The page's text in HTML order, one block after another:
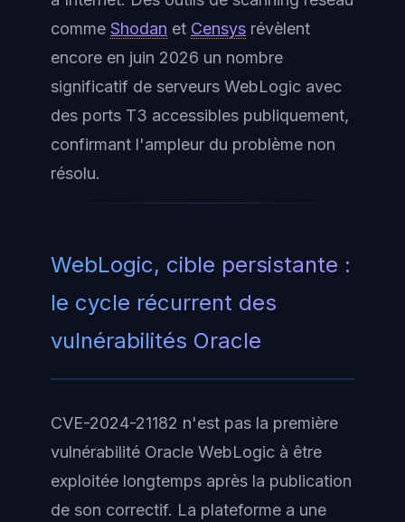
comme Shodan et Censys révèlent
encore en juin 2026 un nombre
significatif de serveurs WebLogic avec
des ports T3 accessibles publiquement,
confirmant l'ampleur du problème non
résolu.
WebLogic, cible persistante :
le cycle récurrent des
vulnérabilités Oracle
CVE-2024-21182 n'est pas la première
vulnérabilité Oracle WebLogic à être
exploitée longtemps après la publication
de son correctif. La plateforme a une